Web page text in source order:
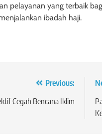
pelayanan yang terbaik
ibadah haji.
Previous:
Cegah Bencana Iklim